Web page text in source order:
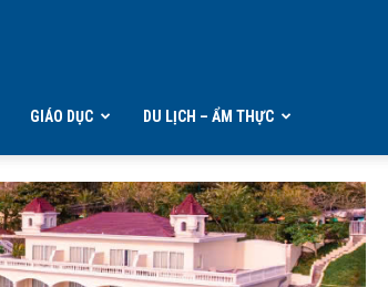
GIÁO DỤC DU LỊCH – ẨM THỰC